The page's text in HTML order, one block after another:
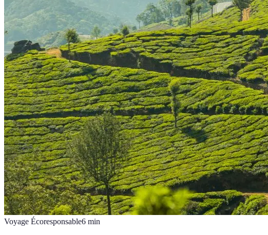
Voyage Écoresponsable6 min